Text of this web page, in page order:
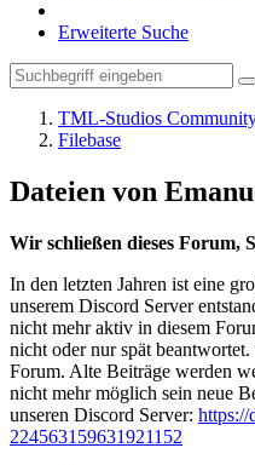
Erweiterte Suche
TML-Studios
Filebase
Dateien von
Wir schließen dieses Forum,
In den letzten Jahren ist eine
unserem Discord Server
nicht mehr aktiv in diesem
nicht oder nur spät
Forum. Alte Beiträge werden
nicht mehr möglich sein neue
unseren Discord Server: https://
224563159631921152